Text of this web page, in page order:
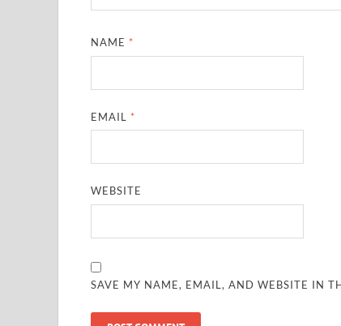
NAME *
EMAIL *
WEBSITE
SAVE MY NAME, EMAIL, AND WEBSITE IN